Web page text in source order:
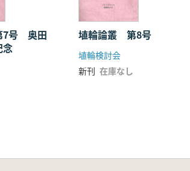
7号 奥田
念
埴輪論叢 第8号
埴輪検討会
新刊 在庫なし